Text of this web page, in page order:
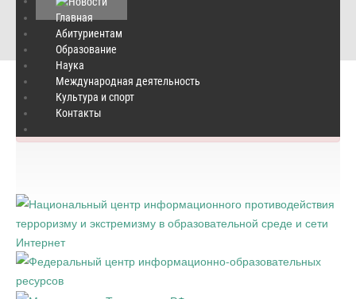
Главная
Абитуриентам
Образование
Наука
Международная деятельность
Культура и спорт
Контакты
Главная
Ошибка